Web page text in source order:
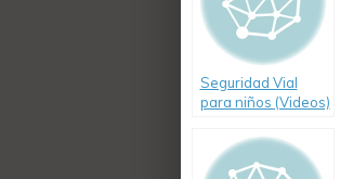
Seguridad Vial
para niños (Videos)